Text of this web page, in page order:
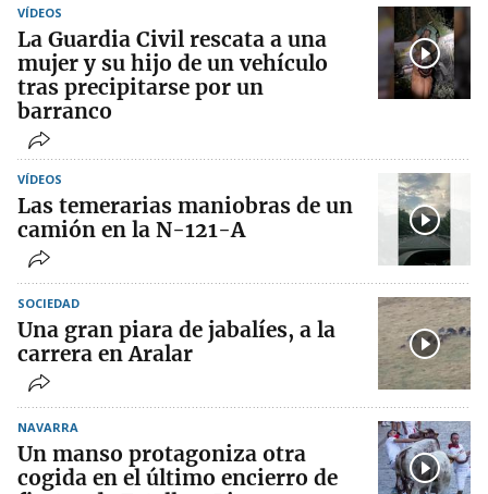
VÍDEOS
La Guardia Civil rescata a una
mujer y su hijo de un vehículo
tras precipitarse por un
barranco
VÍDEOS
Las temerarias maniobras de un
camión en la N-121-A
SOCIEDAD
Una gran piara de jabalíes, a la
carrera en Aralar
NAVARRA
Un manso protagoniza otra
cogida en el último encierro de